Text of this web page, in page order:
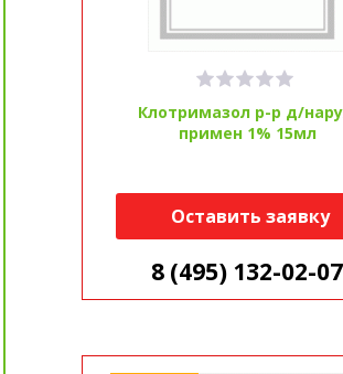
Клотримазол р-р д/
примен 1% 15мл
Оставить заявку
8 (495) 132-02-07